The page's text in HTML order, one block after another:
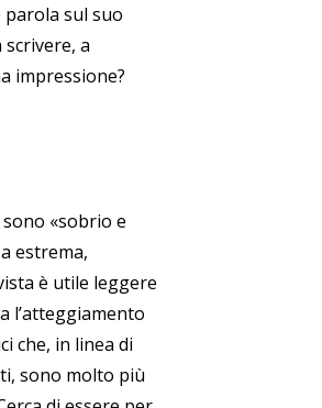
parola sul suo
a
impressione?
«sobrio e
estrema,
è utile leggere
l’atteggiamento
che, in linea di
sono molto più